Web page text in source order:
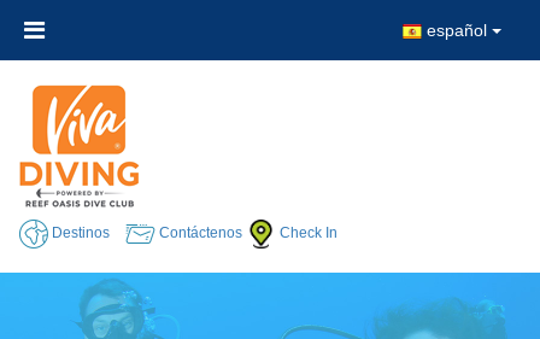
español
Destinos Contáctenos Check In